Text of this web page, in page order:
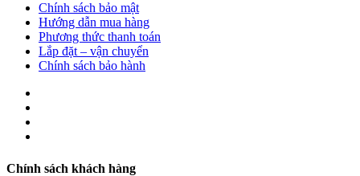
Chính sách bảo mật
Hướng dẫn mua hàng
Phương thức thanh toán
Lắp đặt – vận chuyển
Chính sách bảo hành
Chính sách khách hàng